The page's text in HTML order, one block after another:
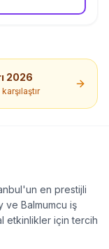
maksimum 80
2026
en prestijli
ve Balmumcu iş
etkinlikler için tercih